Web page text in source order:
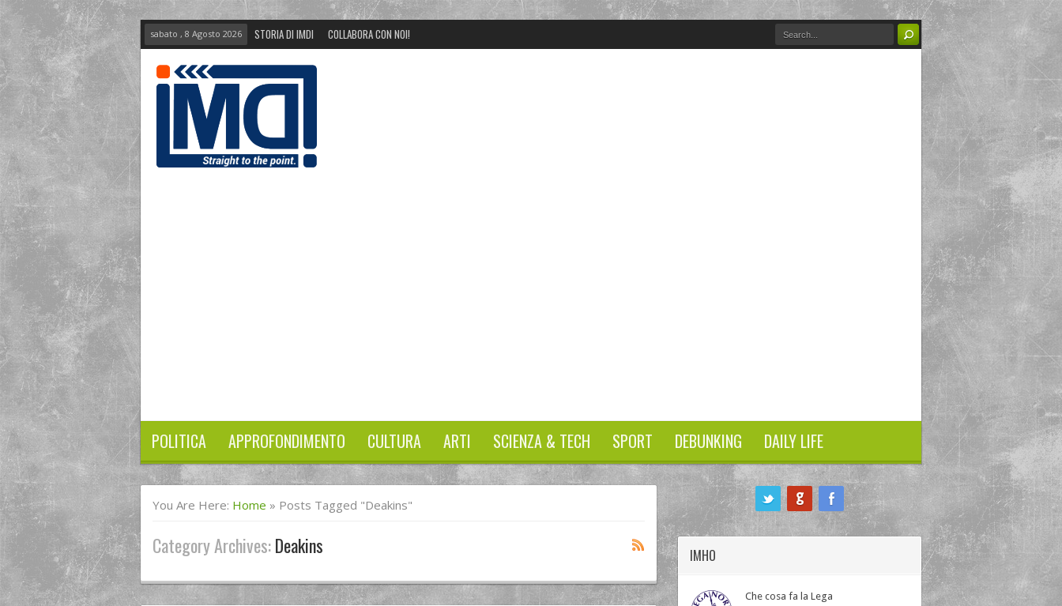
sabato , 8 Agosto 2026 STORIA DI IMDI COLLABORA CON NOI!
POLITICA APPROFONDIMENTO CULTURA ARTI SCIENZA & TECH SPORT DEBUNKING DAILY LIFE
You Are Here: Home » Posts Tagged "Deakins"
Category Archives:Deakins IMHO
Che cosa fa la Lega